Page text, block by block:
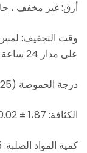
أرق: غير مخفف ،
على مدار 24 ساعة
درجة الحموضة (25 درجة مئوية): 8 – 9
الكثافة: 1،87 ± 0.02 (جم / مل)
كمية المواد الصلبة: 75 ± 2٪